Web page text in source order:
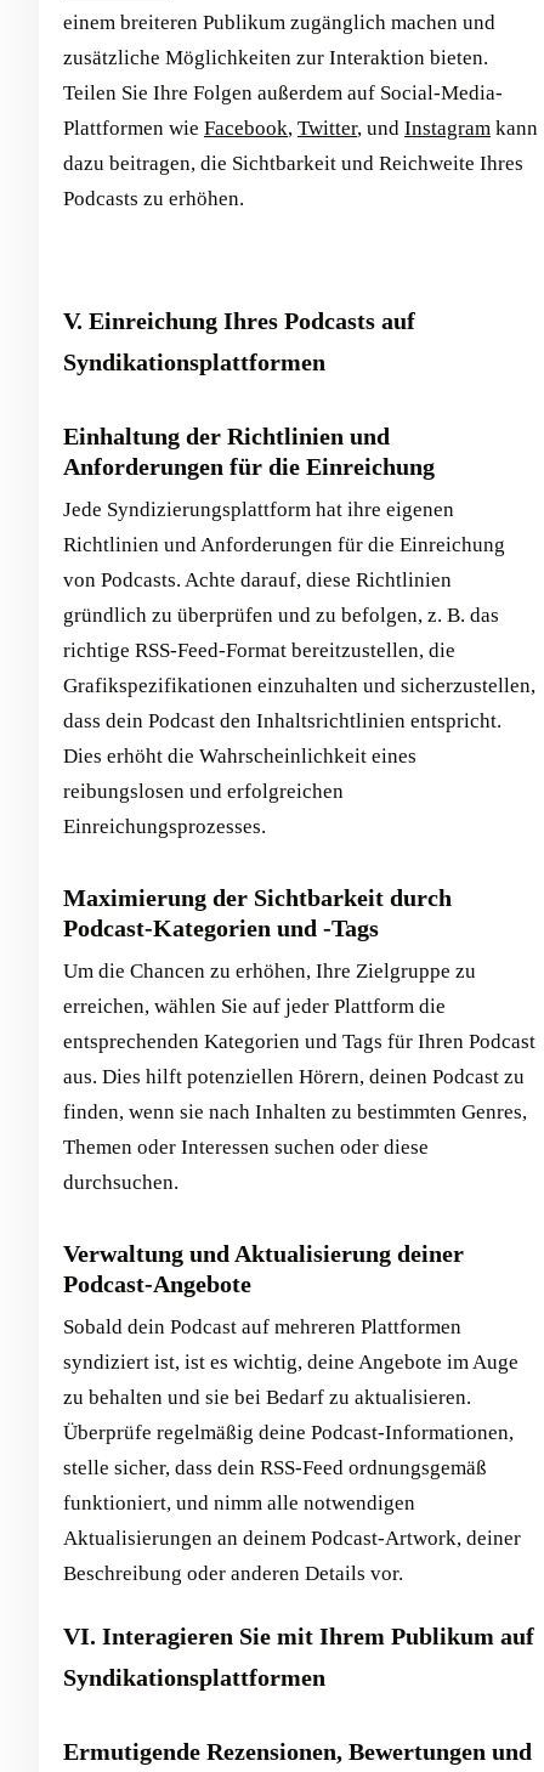
einem breiteren Publikum zugänglich machen und
zusätzliche Möglichkeiten zur Interaktion bieten.
Teilen Sie Ihre Folgen außerdem auf Social-Media-
Plattformen wie Facebook, Twitter, und Instagram kann
dazu beitragen, die Sichtbarkeit und Reichweite Ihres
Podcasts zu erhöhen.
V. Einreichung Ihres Podcasts auf
Syndikationsplattformen
Einhaltung der Richtlinien und
Anforderungen für die Einreichung
Jede Syndizierungsplattform hat ihre eigenen
Richtlinien und Anforderungen für die Einreichung
von Podcasts. Achte darauf, diese Richtlinien
gründlich zu überprüfen und zu befolgen, z. B. das
richtige RSS-Feed-Format bereitzustellen, die
Grafikspezifikationen einzuhalten und sicherzustellen,
dass dein Podcast den Inhaltsrichtlinien entspricht.
Dies erhöht die Wahrscheinlichkeit eines
reibungslosen und erfolgreichen
Einreichungsprozesses.
Maximierung der Sichtbarkeit durch
Podcast-Kategorien und -Tags
Um die Chancen zu erhöhen, Ihre Zielgruppe zu
erreichen, wählen Sie auf jeder Plattform die
entsprechenden Kategorien und Tags für Ihren Podcast
aus. Dies hilft potenziellen Hörern, deinen Podcast zu
finden, wenn sie nach Inhalten zu bestimmten Genres,
Themen oder Interessen suchen oder diese
durchsuchen.
Verwaltung und Aktualisierung deiner
Podcast-Angebote
Sobald dein Podcast auf mehreren Plattformen
syndiziert ist, ist es wichtig, deine Angebote im Auge
zu behalten und sie bei Bedarf zu aktualisieren.
Überprüfe regelmäßig deine Podcast-Informationen,
stelle sicher, dass dein RSS-Feed ordnungsgemäß
funktioniert, und nimm alle notwendigen
Aktualisierungen an deinem Podcast-Artwork, deiner
Beschreibung oder anderen Details vor.
VI. Interagieren Sie mit Ihrem Publikum auf
Syndikationsplattformen
Ermutigende Rezensionen, Bewertungen und